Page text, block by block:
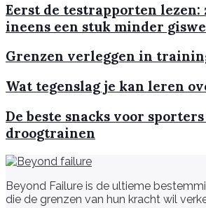
Eerst de testrapporten lezen:
ineens een stuk minder
Grenzen verleggen in
Wat tegenslag je kan leren
De beste snacks voor
droogtrainen
Beyond Failure is de ultieme
die de grenzen van hun kracht wil